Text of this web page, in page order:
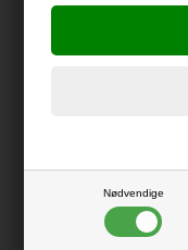
Nødvendige
Klik her for pris inkl. fragt
Producentens varenr.: